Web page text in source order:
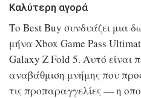
Καλύτερη αγορά
Το Best Buy συνδυάζει μια
μήνα Xbox Game Pass
Galaxy Z Fold 5. Αυτό
αναβάθμιση μνήμης που
τις προπαραγγελίες — η